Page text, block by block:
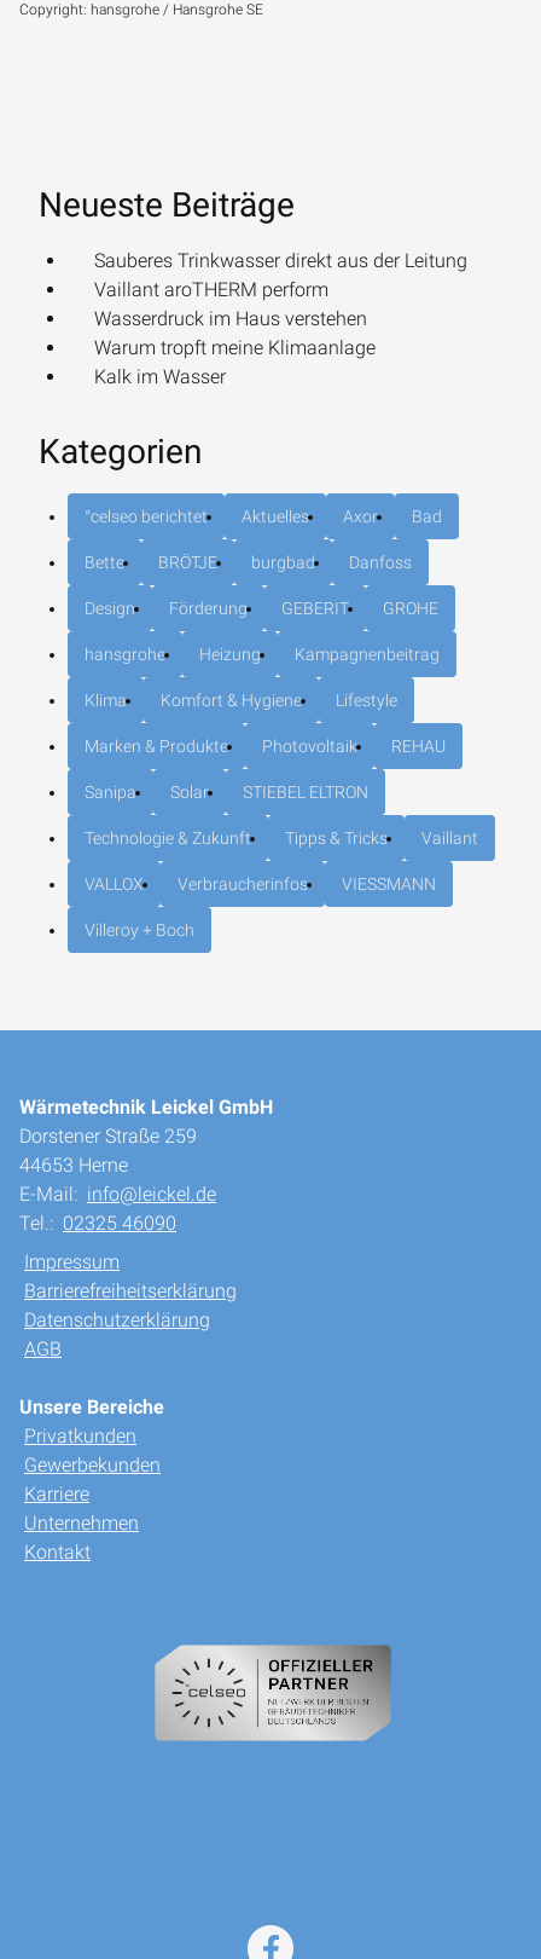
Copyright: hansgrohe / Hansgrohe SE
Neueste Beiträge
Sauberes Trinkwasser direkt aus der Leitung
Vaillant aroTHERM perform
Wasserdruck im Haus verstehen
Warum tropft meine Klimaanlage
Kalk im Wasser
Kategorien
°celseo berichtet Aktuelles Axor Bad
Bette BRÖTJE burgbad Danfoss
Design Förderung GEBERIT GROHE
hansgrohe Heizung Kampagnenbeitrag
Klima Komfort & Hygiene Lifestyle
Marken & Produkte Photovoltaik REHAU
Sanipa Solar STIEBEL ELTRON
Technologie & Zukunft Tipps & Tricks Vaillant
VALLOX Verbraucherinfos VIESSMANN
Villeroy + Boch
Wärmetechnik Leickel GmbH
Dorstener Straße 259
44653 Herne
E-Mail: info@leickel.de
Tel.: 02325 46090
Impressum
Barrierefreiheitserklärung
Datenschutzerklärung
AGB
Unsere Bereiche
Privatkunden
Gewerbekunden
Karriere
Unternehmen
Kontakt